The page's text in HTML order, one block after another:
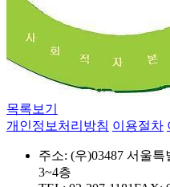
목록보기
개인정보처리방침 이용절차
주소: (우)03487 서울
3~4층